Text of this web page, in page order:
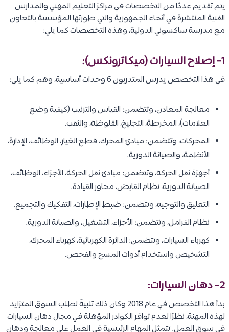
يتم تقديم عددًا من التخصصات في مراكز التعليم المهني والمدارس
الفنية المنتشرة في أنحاء الجمهورية والتي طورتها المؤسسة بالتعاون
مع مدرسة ساكسوني الدولية، وهذه التخصصات كما يلي:
1- إصلاح السيارات (ميكاترونكس):
في هذا التخصص يدرس المتدربون 6 وحدات أساسية، وهم كما يلي:
معالجة المعادن، وتتضمن: القياس والتزنيب (كيفية وضع
العلامات)، المخرطة، التجليخ، القلوظة، والثقب.
المحركات، وتتضمن: مبادئ المحرك، قطع الغيار، الوظائف، الإدارة،
الأنظمة، والصيانة الدورية.
أجهزة نقل الحركة، وتتضمن: مبادئ نقل الحركة، الأجزاء، الوظائف،
الصيانة الدورية، نظام القابض، محاور القيادة.
التعليق والتوجيه، وتتضمن: ضبط الإطارات، التفكيك والتجميع.
نظام الفرامل، وتتضمن: الأجزاء، التشغيل، والصيانة الدورية.
كهرباء السيارات، وتتضمن: الدائرة الكهربائية، كهرباء المحرك،
التشخيص واستخدام أدوات المسح والفحص.
2- دهان السيارات:
بدأ هذا التخصص في عام 2018 وكان ذلك تلبيةً لطلب السوق المتزايد
لهذه المهنة، نظرًا لعدم توافر الكوادر المؤهلة في مجال دهان السيارات
في سوق العمل. تتمثل المهام الرئيسية في العمل على معالجة ودهان